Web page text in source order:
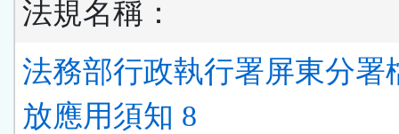
法規名稱：
法務部行政執行署屏東分署
放應用須知 8